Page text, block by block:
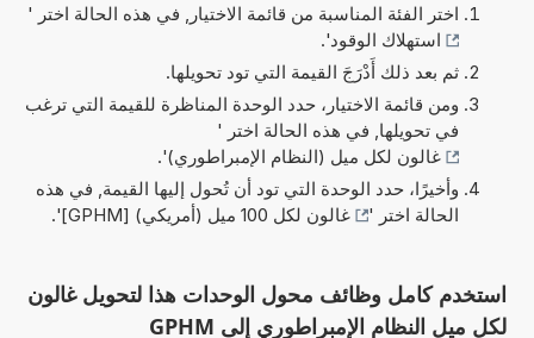
اختر الفئة المناسبة من قائمة الاختيار, في هذه الحالة اختر '
استهلاك الوقود'.
ثم بعد ذلك أَدْرَجَ القيمة التي تود تحويلها.
ومن قائمة الاختيار، حدد الوحدة المناظرة للقيمة التي ترغب
في تحويلها, في هذه الحالة اختر '
غالون لكل ميل (النظام الإمبراطوري)'.
وأخيرًا، حدد الوحدة التي تود أن تُحول إليها القيمة, في هذه
الحالة اختر '
غالون لكل 100 ميل (أمريكي) [GPHM] '.
استخدم كامل وظائف محول الوحدات هذا لتحويل غالون
لكل ميل النظام الإمبراطوري إلى GPHM